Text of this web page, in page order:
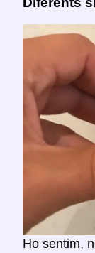
Ho sentim,